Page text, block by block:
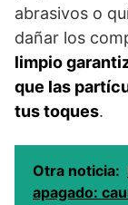
abrasivos o
dañar los
limpio
que las
tus toques.
Otra noticia:
apagado: